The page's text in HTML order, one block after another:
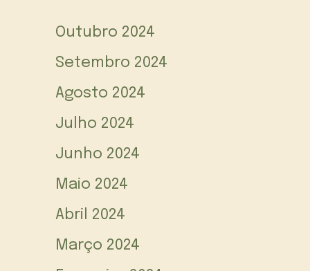
Outubro 2024
Setembro 2024
Agosto 2024
Julho 2024
Junho 2024
Maio 2024
Abril 2024
Março 2024